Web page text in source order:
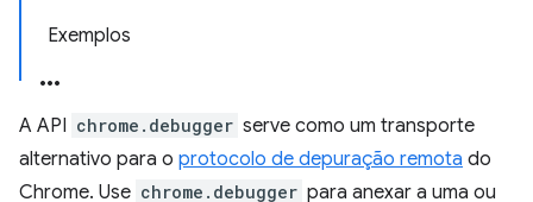
Exemplos
A API chrome.debugger serve como um transporte
alternativo para o protocolo de depuração remota do
Chrome. Use chrome.debugger para anexar a uma ou